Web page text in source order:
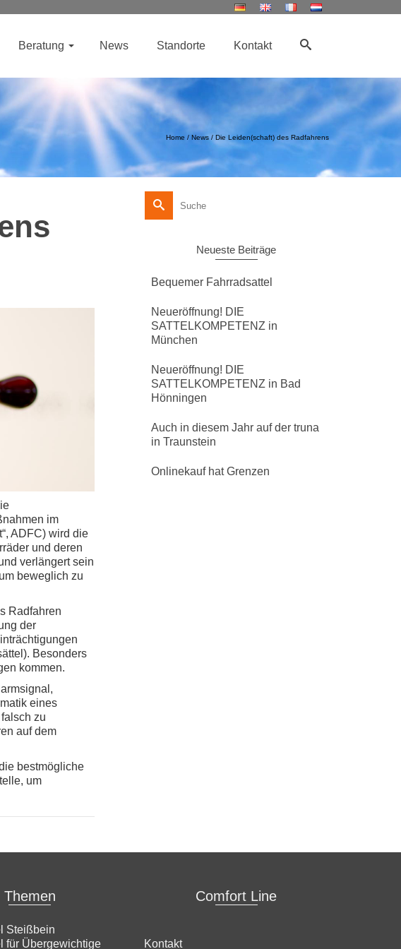
Beratung News Standorte Kontakt
Home / News / Die Leiden(schaft) des Radfahrens
im
ADFC) wird die
und deren
verlängert sein
beweglich zu
Radfahren
der
Besonders
kommen.
eines
zu
auf dem
bestmögliche
um
Suche
nach:
Neueste Beiträge
Bequemer Fahrradsattel
Neueröffnung! DIE
SATTELKOMPETENZ in
München
Neueröffnung! DIE
SATTELKOMPETENZ in Bad
Hönningen
Auch in diesem Jahr auf der truna
in Traunstein
Onlinekauf hat Grenzen
Themen
Steißbein
für Übergewichtige
Comfort Line
Kontakt